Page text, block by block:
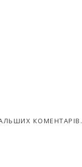
КОМЕНТАРІВ.